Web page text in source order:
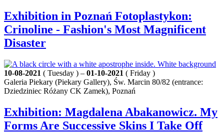
Exhibition in Poznań Fotoplastykon:
Crinoline - Fashion's Most Magnificent
Disaster
10-08-2021 ( Tuesday ) – 01-10-2021 ( Friday )
Galeria Piekary (Piekary Gallery), Św. Marcin 80/82 (entrance:
Dziedziniec Różany CK Zamek), Poznań
Exhibition: Magdalena Abakanowicz. My
Forms Are Successive Skins I Take Off